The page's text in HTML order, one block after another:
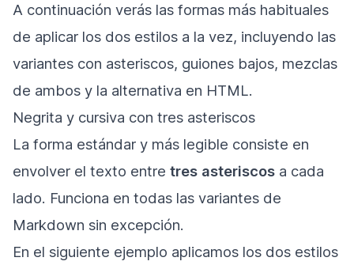
A continuación verás las formas más habituales
de aplicar los dos estilos a la vez, incluyendo las
variantes con asteriscos, guiones bajos, mezclas
de ambos y la alternativa en HTML.
Negrita y cursiva con tres asteriscos
La forma estándar y más legible consiste en
envolver el texto entre tres asteriscos a cada
lado. Funciona en todas las variantes de
Markdown sin excepción.
En el siguiente ejemplo aplicamos los dos estilos